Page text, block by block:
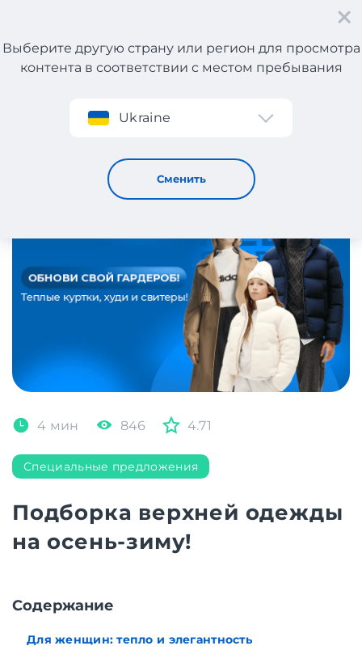
Регистрация
Выберите другую страну или регион для просмотра
контента в соответствии с местом пребывания
Ukraine
Сменить
Подборка верхней одежды на осень-зиму!
4 мин 846 4.71
Специальные предложения
Подборка верхней одежды
на осень-зиму!
Cодержание
Для женщин: тепло и элегантность